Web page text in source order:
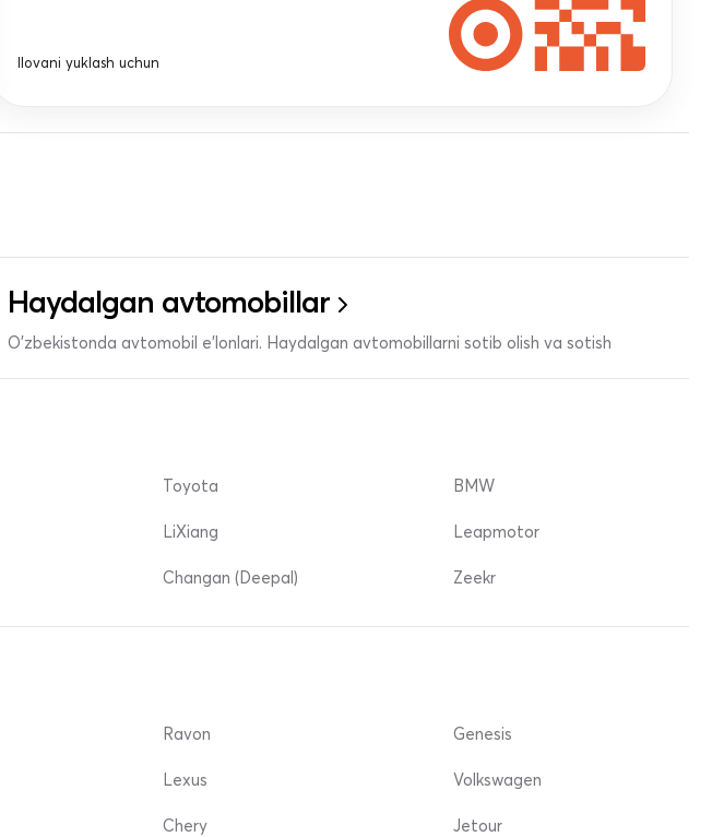
Ilovani yuklash uchun
Haydalgan avtomobillar
O'zbekistonda avtomobil e’lonlari. Haydalgan avtomobillarni sotib olish va sotish
Toyota
LiXiang
Changan (Deepal)
BMW
Leapmotor
Zeekr
Ravon
Lexus
Chery
Genesis
Volkswagen
Jetour